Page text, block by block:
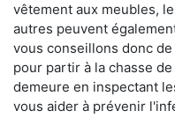
vêtement aux meubles,
autres peuvent
vous conseillons donc
pour partir à la chasse
demeure en inspectant
vous aider à prévenir